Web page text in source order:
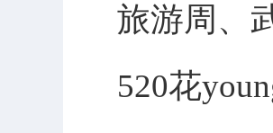
旅游周、
520花